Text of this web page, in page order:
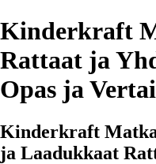
Kinderkraft
Rattaat ja
Opas ja
Kinderkraft
ja Laadukkaat